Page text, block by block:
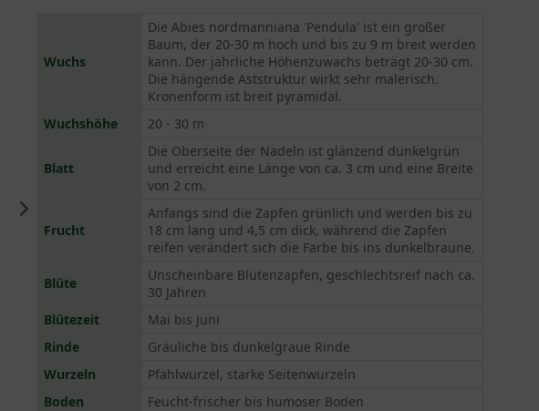
Wuchs
Die Abies nordmanniana 'Pendula' ist ein großer
Baum, der 20-30 m hoch und bis zu 9 m breit werden
kann. Der jährliche Höhenzuwachs beträgt 20-30 cm.
Die hängende Aststruktur wirkt sehr malerisch.
Kronenform ist breit pyramidal.
Wuchshöhe
20 - 30 m
Blatt
Die Oberseite der Nadeln ist glänzend dunkelgrün
und erreicht eine Länge von ca. 3 cm und eine Breite
von 2 cm.
Frucht
Anfangs sind die Zapfen grünlich und werden bis zu
18 cm lang und 4,5 cm dick, während die Zapfen
reifen verändert sich die Farbe bis ins dunkelbraune.
Blüte
Unscheinbare Blütenzapfen, geschlechtsreif nach ca.
30 Jahren
Blütezeit
Mai bis Juni
Rinde
Gräuliche bis dunkelgraue Rinde
Wurzeln
Pfahlwurzel, starke Seitenwurzeln
Boden
Feucht-frischer bis humoser Boden